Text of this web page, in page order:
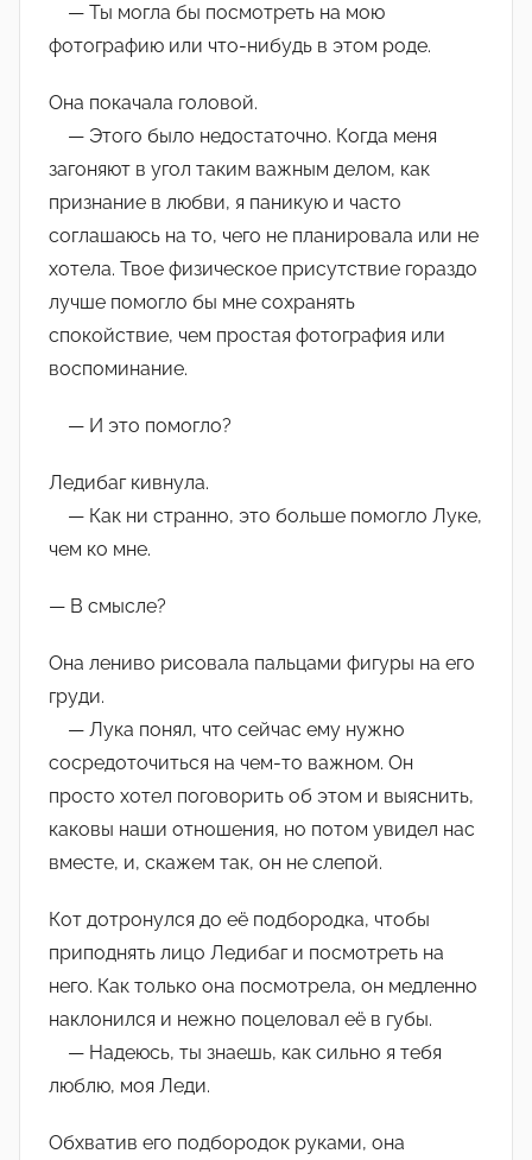
— Ты могла бы посмотреть на мою
фотографию или что-нибудь в этом роде.
Она покачала головой.
— Этого было недостаточно. Когда меня
загоняют в угол таким важным делом, как
признание в любви, я паникую и часто
соглашаюсь на то, чего не планировала или не
хотела. Твое физическое присутствие гораздо
лучше помогло бы мне сохранять
спокойствие, чем простая фотография или
воспоминание.
— И это помогло?
Ледибаг кивнула.
— Как ни странно, это больше помогло Луке,
чем ко мне.
— В смысле?
Она лениво рисовала пальцами фигуры на его
груди.
— Лука понял, что сейчас ему нужно
сосредоточиться на чем-то важном. Он
просто хотел поговорить об этом и выяснить,
каковы наши отношения, но потом увидел нас
вместе, и, скажем так, он не слепой.
Кот дотронулся до её подбородка, чтобы
приподнять лицо Ледибаг и посмотреть на
него. Как только она посмотрела, он медленно
наклонился и нежно поцеловал её в губы.
— Надеюсь, ты знаешь, как сильно я тебя
люблю, моя Леди.
Обхватив его подбородок руками, она